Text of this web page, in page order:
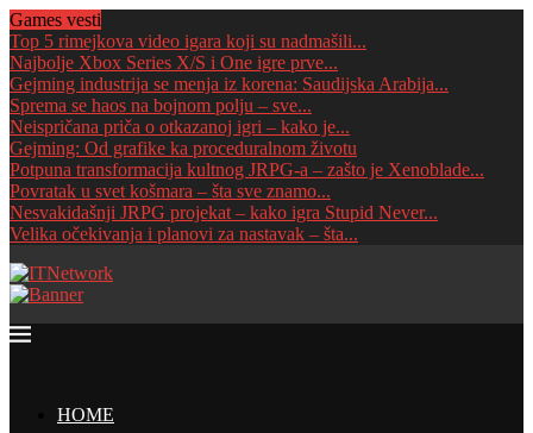
Games vesti
Top 5 rimejkova video igara koji su nadmašili...
Najbolje Xbox Series X/S i One igre prve...
Gejming industrija se menja iz korena: Saudijska Arabija...
Sprema se haos na bojnom polju – sve...
Neispričana priča o otkazanoj igri – kako je...
Gejming: Od grafike ka proceduralnom životu
Potpuna transformacija kultnog JRPG-a – zašto je Xenoblade...
Povratak u svet košmara – šta sve znamo...
Nesvakidašnji JRPG projekat – kako igra Stupid Never...
Velika očekivanja i planovi za nastavak – šta...
HOME